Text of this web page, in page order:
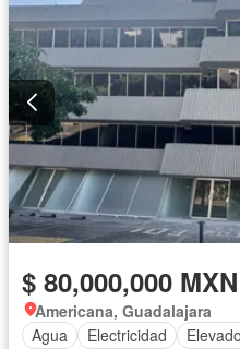
$ 80,000,000 MXN
Americana, Guadalajara
Agua
Electricidad